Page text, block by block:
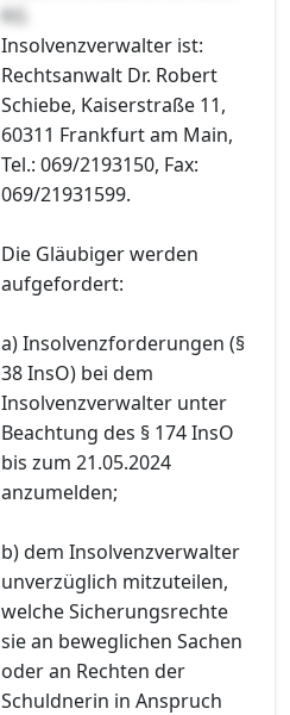
KG
Insolvenzverwalter ist:
Rechtsanwalt Dr. Robert
Schiebe, Kaiserstraße 11,
60311 Frankfurt am Main,
Tel.: 069/2193150, Fax:
069/21931599.
Die Gläubiger werden
aufgefordert:
a) Insolvenzforderungen (§
38 InsO) bei dem
Insolvenzverwalter unter
Beachtung des § 174 InsO
bis zum 21.05.2024
anzumelden;
b) dem Insolvenzverwalter
unverzüglich mitzuteilen,
welche Sicherungsrechte
sie an beweglichen Sachen
oder an Rechten der
Schuldnerin in Anspruch